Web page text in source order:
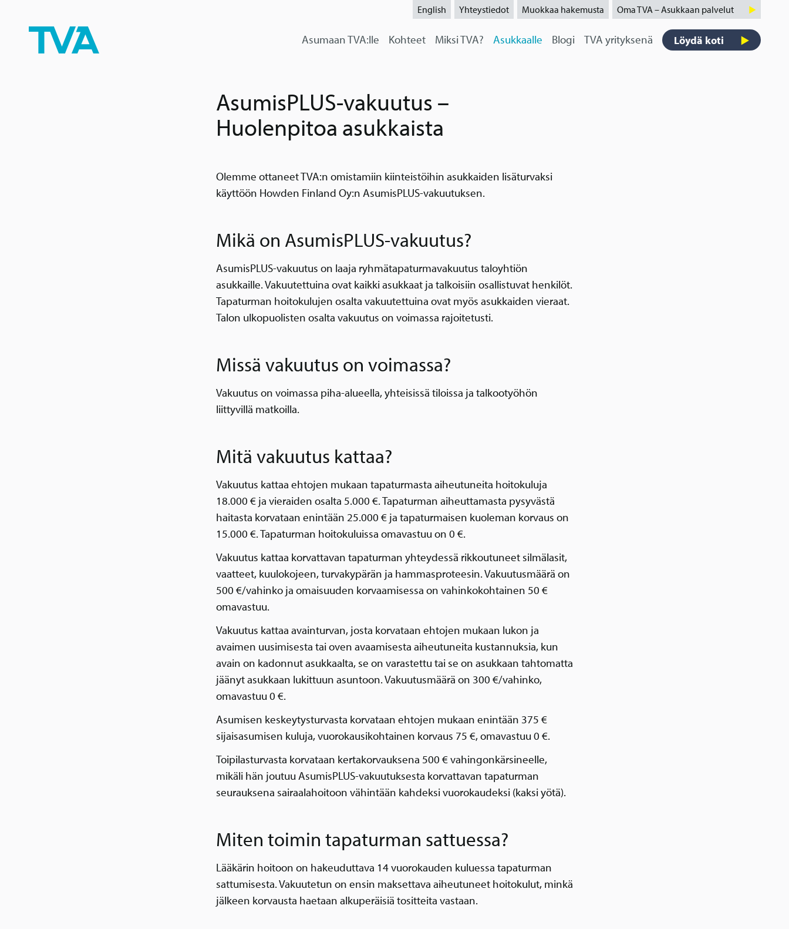
English Yhteystiedot Muokkaa hakemusta Oma TVA – Asukkaan palvelut
Asumaan TVA:lle Kohteet Miksi TVA? Asukkaalle Blogi TVA yrityksenä Löydä koti
AsumisPLUS-vakuutus –
Huolenpitoa asukkaista
Olemme ottaneet TVA:n omistamiin kiinteistöihin asukkaiden lisäturvaksi
käyttöön Howden Finland Oy:n AsumisPLUS-vakuutuksen.
Mikä on AsumisPLUS-vakuutus?
AsumisPLUS-vakuutus on laaja ryhmätapaturmavakuutus taloyhtiön
asukkaille. Vakuutettuina ovat kaikki asukkaat ja talkoisiin osallistuvat henkilöt.
Tapaturman hoitokulujen osalta vakuutettuina ovat myös asukkaiden vieraat.
Talon ulkopuolisten osalta vakuutus on voimassa rajoitetusti.
Missä vakuutus on voimassa?
Vakuutus on voimassa piha-alueella, yhteisissä tiloissa ja talkootyöhön
liittyvillä matkoilla.
Mitä vakuutus kattaa?
Vakuutus kattaa ehtojen mukaan tapaturmasta aiheutuneita hoitokuluja
18.000 € ja vieraiden osalta 5.000 €. Tapaturman aiheuttamasta pysyvästä
haitasta korvataan enintään 25.000 € ja tapaturmaisen kuoleman korvaus on
15.000 €. Tapaturman hoitokuluissa omavastuu on 0 €.
Vakuutus kattaa korvattavan tapaturman yhteydessä rikkoutuneet silmälasit,
vaatteet, kuulokojeen, turvakypärän ja hammasproteesin. Vakuutusmäärä on
500 €/vahinko ja omaisuuden korvaamisessa on vahinkokohtainen 50 €
omavastuu.
Vakuutus kattaa avainturvan, josta korvataan ehtojen mukaan lukon ja
avaimen uusimisesta tai oven avaamisesta aiheutuneita kustannuksia, kun
avain on kadonnut asukkaalta, se on varastettu tai se on asukkaan tahtomatta
jäänyt asukkaan lukittuun asuntoon. Vakuutusmäärä on 300 €/vahinko,
omavastuu 0 €.
Asumisen keskeytysturvasta korvataan ehtojen mukaan enintään 375 €
sijaisasumisen kuluja, vuorokausikohtainen korvaus 75 €, omavastuu 0 €.
Toipilasturvasta korvataan kertakorvauksena 500 € vahingonkärsineelle,
mikäli hän joutuu AsumisPLUS-vakuutuksesta korvattavan tapaturman
seurauksena sairaalahoitoon vähintään kahdeksi vuorokaudeksi (kaksi yötä).
Miten toimin tapaturman sattuessa?
Lääkärin hoitoon on hakeuduttava 14 vuorokauden kuluessa tapaturman
sattumisesta. Vakuutetun on ensin maksettava aiheutuneet hoitokulut, minkä
jälkeen korvausta haetaan alkuperäisiä tositteita vastaan.